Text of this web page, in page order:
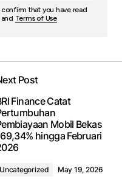
that you have read
Terms of Use
Post
Finance Catat
Mobil Bekas
hingga Februari
Uncategorized May 19, 2026